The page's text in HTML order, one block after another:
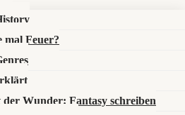
mal Feuer?
Wunder: Fantasy schreiben
erscheint am12. Juni 2026für